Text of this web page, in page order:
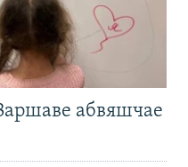
абвяшчае